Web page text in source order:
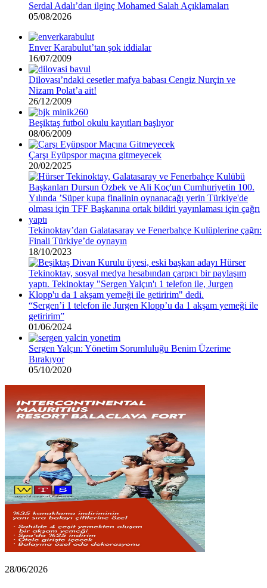
Serdal Adalı’dan ilginç Mohamed Salah Açıklamaları
05/08/2026
Enver Karabulut’tan şok iddialar
16/07/2009
Dilovası’ndaki cesetler mafya babası Cengiz Nurçin ve
Nizam Polat’a ait!
26/12/2009
Beşiktaş futbol okulu kayıtları başlıyor
08/06/2009
Çarşı Eyüpspor maçına gitmeyecek
20/02/2025
Tekinoktay’dan Galatasaray ve Fenerbahçe Kulüplerine çağrı:
Finali Türkiye’de oynayın
18/10/2023
“Sergen’i 1 telefon ile Jurgen Klopp’u da 1 akşam yemeği ile
getiririm”
01/06/2024
Sergen Yalçın: Yönetim Sorumluluğu Benim Üzerime
Bırakıyor
05/10/2020
Rıza
28/06/2026